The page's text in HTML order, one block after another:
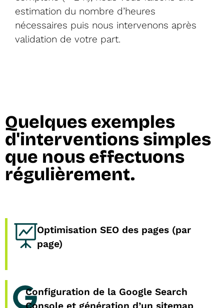
estimation du nombre d’heures
nécessaires puis nous intervenons après
validation de votre part.
Quelques exemples
d'interventions simples​
que nous effectuons
régulièrement.
Optimisation SEO des pages (par
page)
Configuration de la Google Search